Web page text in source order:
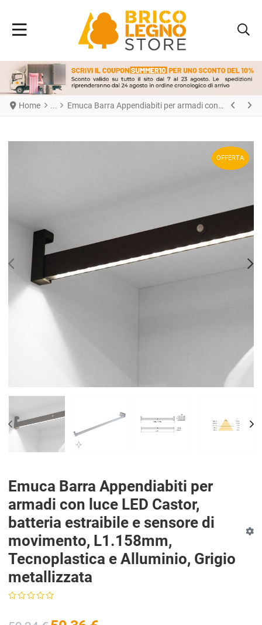
Home Emuca Barra Appendiabiti per armadi con luce LED Castor, batteria estraibile e sensore di movimento, L1.158mm, Tecnoplastica e Alluminio, Grigio metallizzata
PREV
PREV
OFFERTA
Emuca Barra Appendiabiti per
armadi con luce LED Castor,
batteria estraibile e sensore di
movimento, L1.158mm,
Tecnoplastica e Alluminio, Grigio
metallizzata